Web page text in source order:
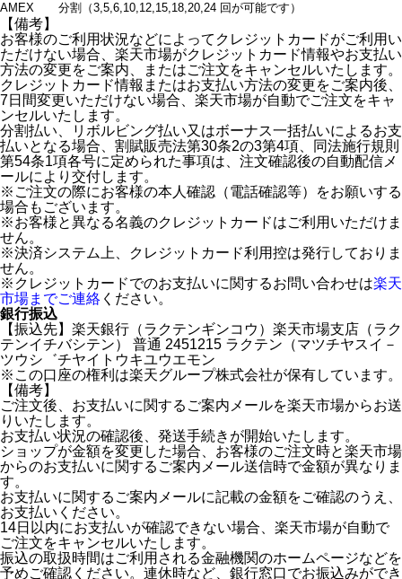
AMEX
分割（3,5,6,10,12,15,18,20,24 回が可能です）
【備考】
お客様のご利用状況などによってクレジットカードがご利用い
ただけない場合、楽天市場がクレジットカード情報やお支払い
方法の変更をご案内、またはご注文をキャンセルいたします。
クレジットカード情報またはお支払い方法の変更をご案内後、
7日間変更いただけない場合、楽天市場が自動でご注文をキャ
ンセルいたします。
分割払い、リボルビング払い又はボーナス一括払いによるお支
払いとなる場合、割賦販売法第30条2の3第4項、同法施行規則
第54条1項各号に定められた事項は、注文確認後の自動配信メ
ールにより交付します。
※ご注文の際にお客様の本人確認（電話確認等）をお願いする
場合もございます。
※お客様と異なる名義のクレジットカードはご利用いただけま
せん。
※決済システム上、クレジットカード利用控は発行しておりま
せん。
※クレジットカードでのお支払いに関するお問い合わせは楽天
市場までご連絡 ください。
銀行振込
【振込先】楽天銀行（ラクテンギンコウ）楽天市場支店（ラク
テンイチバシテン） 普通 2451215 ラクテン（マツチヤスイ－
ツウシ゛チヤイトウキユウエモン
※この口座の権利は楽天グループ株式会社が保有しています。
【備考】
ご注文後、お支払いに関するご案内メールを楽天市場からお送
りいたします。
お支払い状況の確認後、発送手続きが開始いたします。
ショップが金額を変更した場合、お客様のご注文時と楽天市場
からのお支払いに関するご案内メール送信時で金額が異なりま
す。
お支払いに関するご案内メールに記載の金額をご確認のうえ、
お支払いください。
14日以内にお支払いが確認できない場合、楽天市場が自動で
ご注文をキャンセルいたします。
振込の取扱時間はご利用される金融機関のホームページなどを
予めご確認ください。連休時など、銀行窓口でお振込みができ